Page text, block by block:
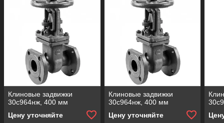
Клиновые задвижки
30с964нж, 400 мм
Цену уточняйте
Клиновые задвижки
30с964нж, 400 мм
Цену уточняйте